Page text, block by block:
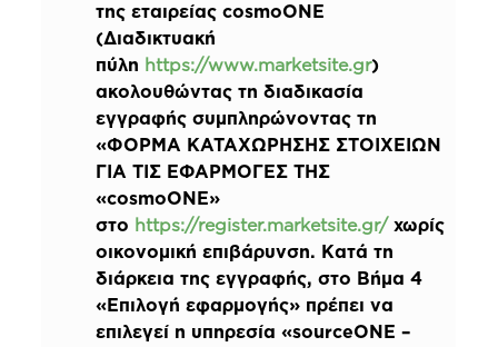
της εταιρείας cosmoONE
(Διαδικτυακή
πύλη https://www.marketsite.gr)
ακολουθώντας τη διαδικασία
εγγραφής συμπληρώνοντας τη
«ΦΟΡΜΑ ΚΑΤΑΧΩΡΗΣΗΣ ΣΤΟΙΧΕΙΩΝ
ΓΙΑ ΤΙΣ ΕΦΑΡΜΟΓΕΣ ΤΗΣ
«cosmoONE»
στο https://register.marketsite.gr/χωρίς
οικονομική επιβάρυνση. Κατά τη
διάρκεια της εγγραφής, στο Βήμα 4
«Επιλογή εφαρμογής» πρέπει να
επιλεγεί η υπηρεσία «sourceONE –